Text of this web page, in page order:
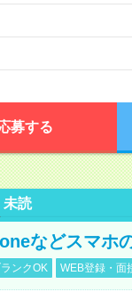
募する
未読
などスマホ
ンクOK WEB登録・面